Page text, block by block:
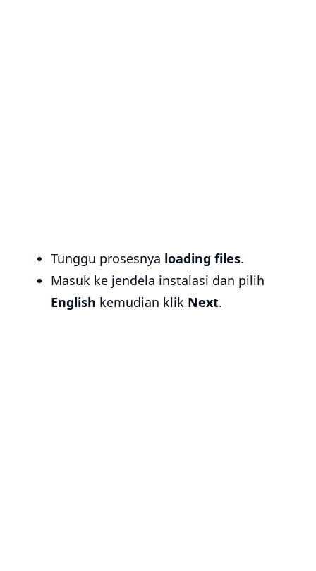
Tunggu prosesnya loading files.
Masuk ke jendela instalasi dan pilih
English kemudian klik Next.